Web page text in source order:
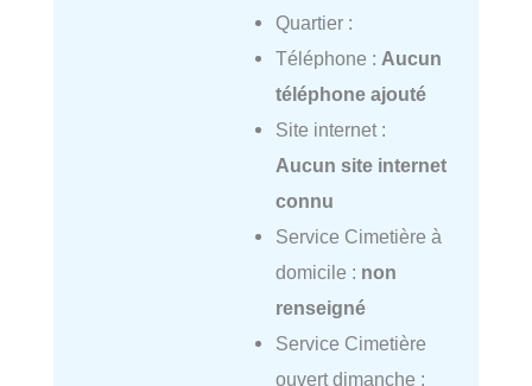
Quartier :
Téléphone : Aucun
téléphone ajouté
Site internet :
Aucun site internet
connu
Service Cimetière à
domicile : non
renseigné
Service Cimetière
ouvert dimanche :